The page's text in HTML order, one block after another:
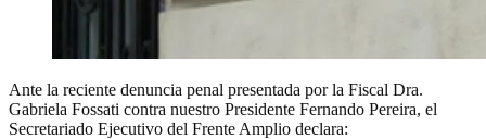
Ante la reciente denuncia penal presentada por la Fiscal Dra.
Gabriela Fossati contra nuestro Presidente Fernando Pereira, el
Secretariado Ejecutivo del Frente Amplio declara: